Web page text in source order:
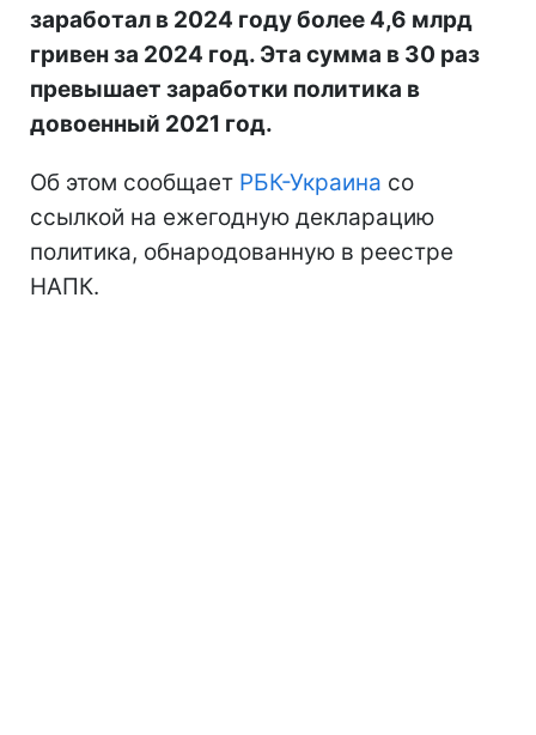
заработал в 2024 году более 4,6 млрд
гривен за 2024 год. Эта сумма в 30 раз
превышает заработки политика в
довоенный 2021 год.
Об этом сообщает РБК-Украина со
ссылкой на ежегодную декларацию
политика, обнародованную в реестре
НАПК.